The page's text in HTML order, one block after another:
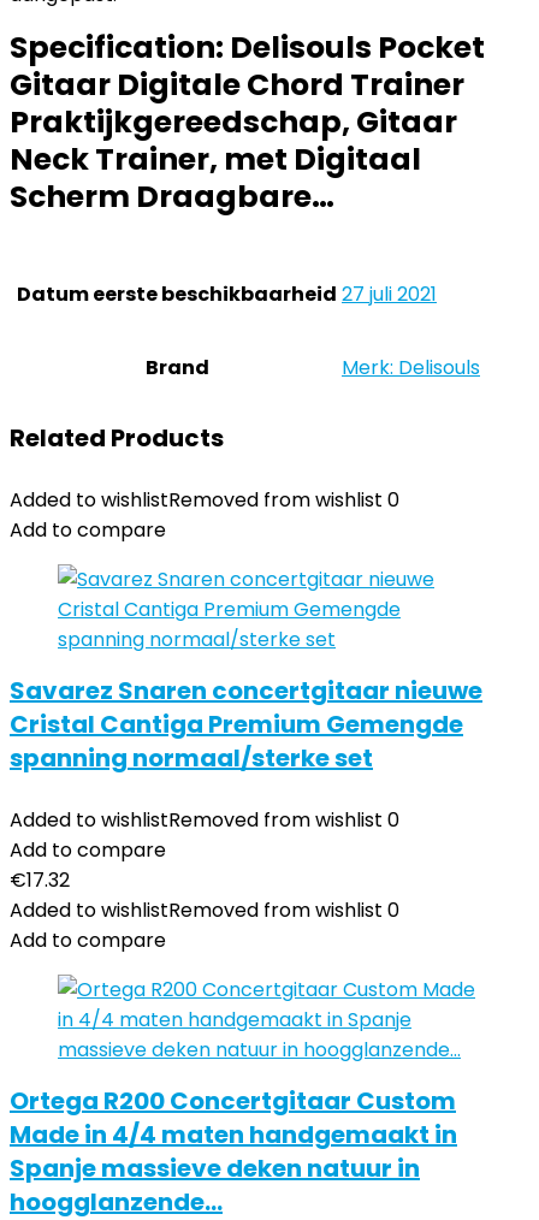
Specification: Delisouls Pocket
Gitaar Digitale Chord Trainer
Praktijkgereedschap, Gitaar
Neck Trainer, met Digitaal
Scherm Draagbare…
Datum eerste beschikbaarheid 27 juli 2021
Brand Merk: Delisouls
Related Products
Added to wishlistRemoved from wishlist 0
Add to compare
Savarez Snaren concertgitaar nieuwe
Cristal Cantiga Premium Gemengde
spanning normaal/sterke set
Added to wishlistRemoved from wishlist 0
Add to compare
€17.32
Added to wishlistRemoved from wishlist 0
Add to compare
Ortega R200 Concertgitaar Custom
Made in 4/4 maten handgemaakt in
Spanje massieve deken natuur in
hoogglanzende…